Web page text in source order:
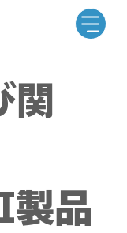
関
製品